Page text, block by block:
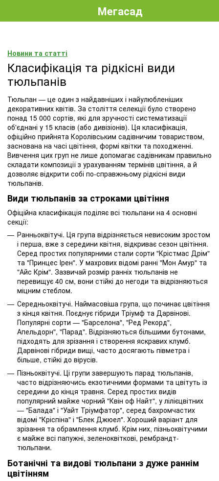
Мегасад
Новини та статті
Класифікація та рідкісні види
тюльпанів
Тюльпан — це один з найдавніших і найулюбленіших
декоративних квітів. За століття селекції було створено
понад 15 000 сортів, які для зручності систематизації
об'єднані у 15 класів (або дивізіонів). Ця класифікація,
офіційно прийнята Королівським садівничим товариством,
заснована на часі цвітіння, формі квітки та походженні.
Вивчення цих груп не лише допомагає садівникам правильно
складати композиції з урахуванням термінів цвітіння, а й
дозволяє відкрити собі по-справжньому рідкісні види
тюльпанів.
Види тюльпанів за строками цвітіння
Офіційна класифікація поділяє всі тюльпани на 4 основні
секції:
Ранньоквітучі. Ця група відрізняється невисоким зростом
і перша, вже з середини квітня, відкриває сезон цвітіння.
Серед простих популярними стали сорти "Крістмас Дрім"
та "Принцес Ірен". У махрових відомі ранні "Мон Амур" та
"Айс Крім". Зазвичай розмір ранніх тюльпанів не
перевищує 40 см, вони стійкі до негоди та відрізняються
міцним стеблом.
Середньоквітучі. Наймасовіша група, що починає цвітіння
з кінця квітня. Поєднує гібриди Тріумф та Дарвінові.
Популярні сорти — "Барселона", "Ред Рекорд",
Апельдорн", "Парад". Відрізняються більшими бутонами,
підходять для зрізання і створення яскравих клумб.
Дарвінові гібриди вищі, часто досягають півметра і
більше, стійкі до вірусів.
Пізньоквітучі. Ці групи завершують парад тюльпанів,
часто відрізняючись екзотичними формами та цвітуть із
середини до кінця травня. Серед простих видів
популярний майже чорний "Квін оф Найт", у лілієцвітних
— "Балада" і "Уайт Тріумфатор", серед бахромчастих
відомі "Кріспіна" і "Блек Джюел". Хороший варіант для
зрізання та обрамлення клумб. Крім них, пізньоквітучими
є майже всі папужні, зеленоквіткові, рембрандт-
тюльпани.
Ботанічні та видові тюльпани з дуже раннім
цвітінням